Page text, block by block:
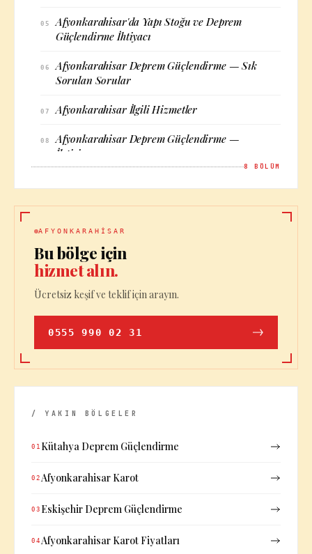
05
Afyonkarahisar'da Yapı Stoğu ve Deprem
Güçlendirme İhtiyacı
06
Afyonkarahisar Deprem Güçlendirme — Sık
Sorulan Sorular
07 Afyonkarahisar İlgili Hizmetler
08
Afyonkarahisar Deprem Güçlendirme —
İletişim
8 BÖLÜM
AFYONKARAHISAR
Bu bölge için
hizmet alın.
Ücretsiz keşif ve teklif için arayın.
0555 990 02 31
/ YAKIN BÖLGELER
01 Kütahya Deprem Güçlendirme
02 Afyonkarahisar Karot
03 Eskişehir Deprem Güçlendirme
04 Afyonkarahisar Karot Fiyatları